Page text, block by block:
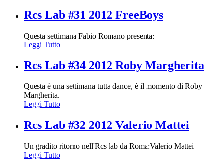
Rcs Lab #31 2012 FreeBoys
Questa settimana Fabio Romano presenta:
Leggi Tutto
Rcs Lab #34 2012 Roby Margherita
Questa è una settimana tutta dance, è il momento di Roby
Margherita.
Leggi Tutto
Rcs Lab #32 2012 Valerio Mattei
Un gradito ritorno nell'Rcs lab da Roma:Valerio Mattei
Leggi Tutto